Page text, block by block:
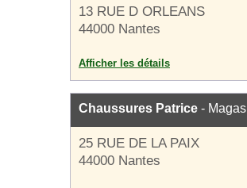
13 RUE D ORLEANS
44000 Nantes
Afficher les détails
Chaussures Patrice -
25 RUE DE LA PAIX
44000 Nantes